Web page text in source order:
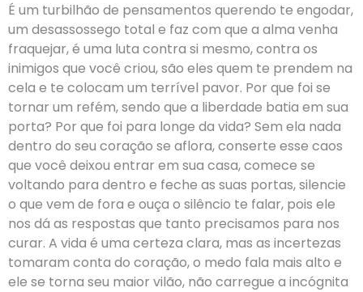
É um turbilhão de pensamentos querendo te engodar,
um desassossego total e faz com que a alma venha
fraquejar, é uma luta contra si mesmo, contra os
inimigos que você criou, são eles quem te prendem na
cela e te colocam um terrível pavor. Por que foi se
tornar um refém, sendo que a liberdade batia em sua
porta? Por que foi para longe da vida? Sem ela nada
dentro do seu coração se aflora, conserte esse caos
que você deixou entrar em sua casa, comece se
voltando para dentro e feche as suas portas, silencie
o que vem de fora e ouça o silêncio te falar, pois ele
nos dá as respostas que tanto precisamos para nos
curar. A vida é uma certeza clara, mas as incertezas
tomaram conta do coração, o medo fala mais alto e
ele se torna seu maior vilão, não carregue a incógnita